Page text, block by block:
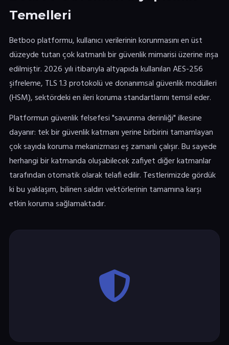
Temelleri
Betboo platformu, kullanıcı verilerinin korunmasını en üst
düzeyde tutan çok katmanlı bir güvenlik mimarisi üzerine inşa
edilmiştir. 2026 yılı itibarıyla altyapıda kullanılan AES-256
şifreleme, TLS 1.3 protokolü ve donanımsal güvenlik modülleri
(HSM), sektördeki en ileri koruma standartlarını temsil eder.
Platformun güvenlik felsefesi "savunma derinliği" ilkesine
dayanır: tek bir güvenlik katmanı yerine birbirini tamamlayan
çok sayıda koruma mekanizması eş zamanlı çalışır. Bu sayede
herhangi bir katmanda oluşabilecek zafiyet diğer katmanlar
tarafından otomatik olarak telafi edilir. Testlerimizde gördük
ki bu yaklaşım, bilinen saldırı vektörlerinin tamamına karşı
etkin koruma sağlamaktadır.